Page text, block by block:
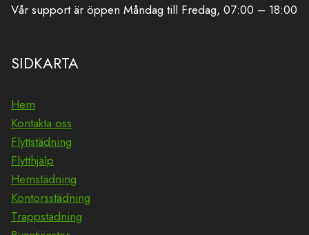
Vår support är öppen Måndag till Fredag, 07:00 – 18:00
SIDKARTA
Hem
Kontakta oss
Flyttstädning
Flytthjälp
Hemstädning
Kontorsstädning
Trappstädning